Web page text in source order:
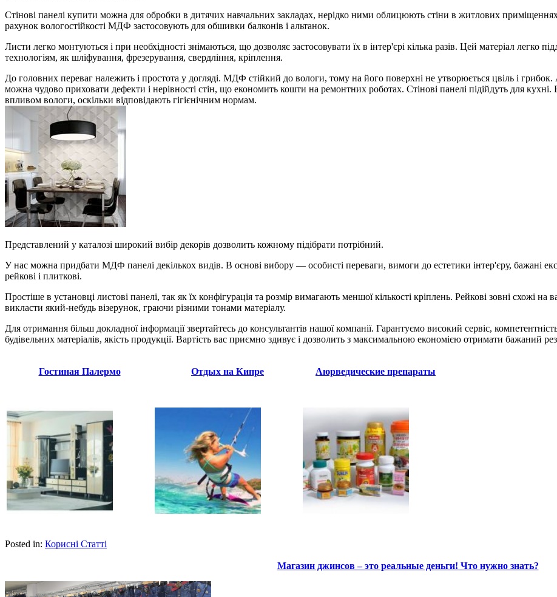
Стінові панелі купити можна для обробки в дитячих навчальних закладах, нерідко ними облицюють стіни в житлових
рахунок вологостійкості МДФ застосовують для обшивки балконів і альтанок.
Листи легко монтуються і при необхідності знімаються, що дозволяє застосовувати їх в інтер'єрі кілька разів. Цей матеріал легко
технологіям, як шліфування, фрезерування, свердління, кріплення.
До головних переваг належить і простота у догляді. МДФ стійкий до вологи, тому на його поверхні не утворюється цвіль і
можна чудово приховати дефекти і нерівності стін, що економить кошти на ремонтних роботах. Стінові панелі підійдуть для
впливом вологи, оскільки відповідають гігієнічним нормам.
Представлений у каталозі широкий вибір декорів дозволить кожному підібрати потрібний.
У нас можна придбати МДФ панелі декількох видів. В основі вибору — особисті переваги, вимоги до естетики інтер'єру, бажані
рейкові і плиткові.
Простіше в установці листові панелі, так як їх конфігурація та розмір вимагають меншої кількості кріплень. Рейкові зовні схожі
викласти який-небудь візерунок, граючи різними тонами матеріалу.
Для отримання більш докладної інформації звертайтесь до консультантів нашої компанії. Гарантуємо високий сервіс,
будівельних матеріалів, якість продукції. Вартість вас приємно здивує і дозволить з максимальною економією отримати бажаний
Гостиная Палермо Отдых на Кипре Аюрведические препараты
Posted in: Корисні Статті
Магазин джинсов – это реальные деньги! Что нужно знать?